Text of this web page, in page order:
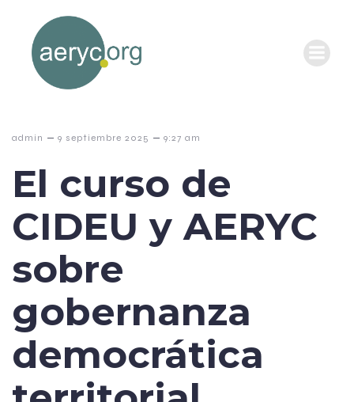
admin – 9 septiembre 2025 – 9:27 am
El curso de
CIDEU y AERYC
sobre
gobernanza
democrática